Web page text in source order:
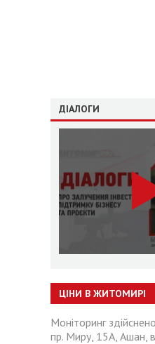
ДІАЛОГИ
ЦІНИ В ЖИТОМИРІ
Моніторинг
пр. Миру, 15А, Ашан,